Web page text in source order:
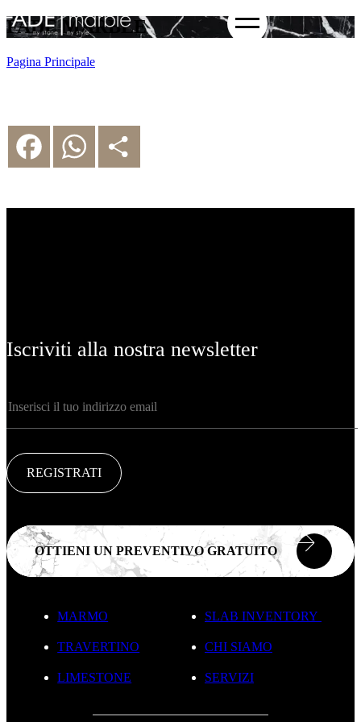
FADE MARBLE
Pagina Principale
Facebook WhatsApp
Iscriviti alla nostra newsletter
REGISTRATI
OTTIENI UN PREVENTIVO GRATUITO
MARMO
TRAVERTINO
LIMESTONE
CHI SIAMO
SLAB INVENTORY
SERVIZI